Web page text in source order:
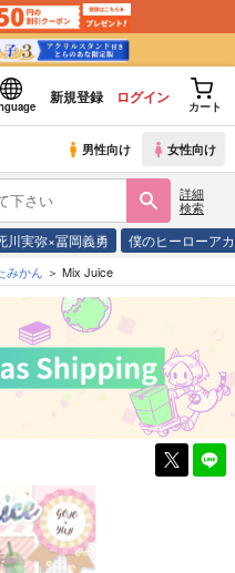
新規登録 ログイン
カート
男性向け 女性向け
詳細
検索
川実弥×冨岡義勇 僕のヒーローア
みかん Mix Juice